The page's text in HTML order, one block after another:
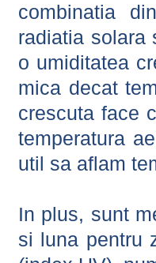
combinatia
radiatia solara
o umiditatea
mica decat
crescuta face
temperatura
util sa aflam
In plus, sunt
si luna pentru